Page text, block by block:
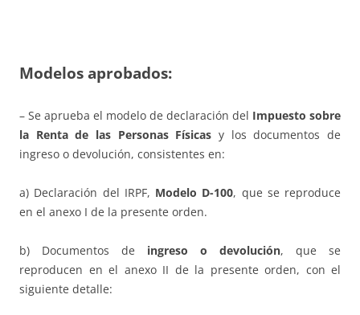
Modelos aprobados:
– Se aprueba el modelo de declaración del Impuesto sobre
la Renta de las Personas Físicas y los documentos de
ingreso o devolución, consistentes en:
a) Declaración del IRPF, Modelo D-100, que se reproduce
en el anexo I de la presente orden.
b) Documentos de ingreso o devolución, que se
reproducen en el anexo II de la presente orden, con el
siguiente detalle: